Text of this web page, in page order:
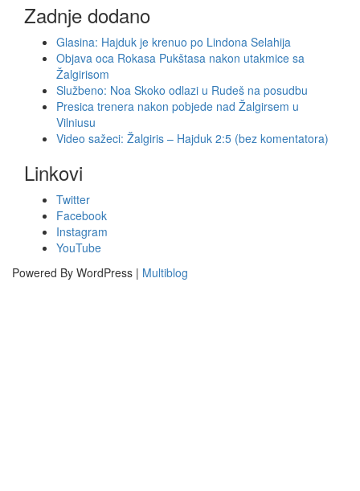
Zadnje dodano
Glasina: Hajduk je krenuo po Lindona Selahija
Objava oca Rokasa Pukštasa nakon utakmice sa
Žalgirisom
Službeno: Noa Skoko odlazi u Rudeš na posudbu
Presica trenera nakon pobjede nad Žalgirsem u
Vilniusu
Video sažeci: Žalgiris – Hajduk 2:5 (bez komentatora)
Linkovi
Twitter
Facebook
Instagram
YouTube
Powered By WordPress | Multiblog